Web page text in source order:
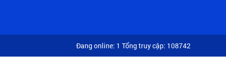
Đang online: 1 Tổng truy cập: 108742